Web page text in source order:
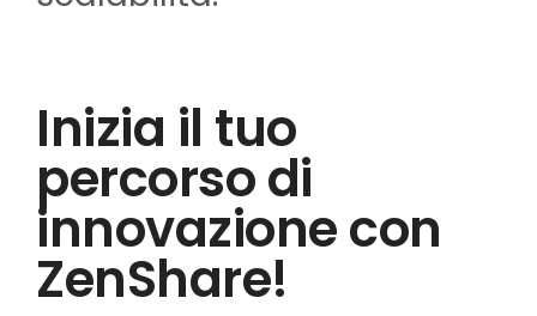
Inizia il tuo
percorso di
innovazione con
ZenShare!